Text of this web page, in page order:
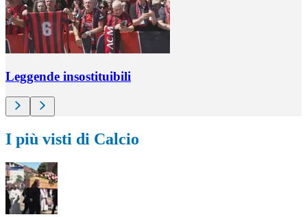
Leggende insostituibili
I più visti di Calcio